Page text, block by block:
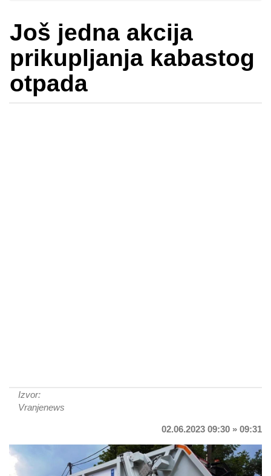
Još jedna akcija
prikupljanja kabastog
otpada
Izvor:
Vranjenews
02.06.2023 09:30 » 09:31